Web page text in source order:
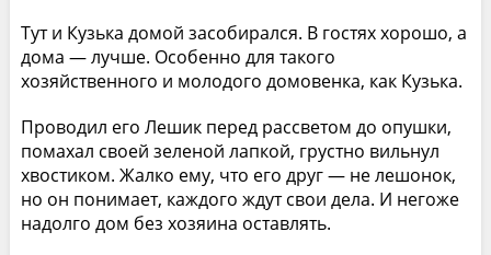
Тут и Кузька домой засобирался. В гостях хорошо, а
дома — лучше. Особенно для такого
хозяйственного и молодого домовенка, как Кузька.
Проводил его Лешик перед рассветом до опушки,
помахал своей зеленой лапкой, грустно вильнул
хвостиком. Жалко ему, что его друг — не лешонок,
но он понимает, каждого ждут свои дела. И негоже
надолго дом без хозяина оставлять.